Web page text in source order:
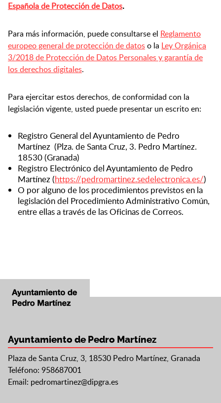
Española de Protección de Datos.
Para más información, puede consultarse el Reglamento
europeo general de protección de datoso la Ley Orgánica
3/2018 de Protección de Datos Personales y garantía de
los derechos digitales.
Para ejercitar estos derechos, de conformidad con la
legislación vigente, usted puede presentar un escrito en:
Registro General del Ayuntamiento de Pedro
Martínez (Plza. de Santa Cruz, 3. Pedro Martínez.
18530 (Granada)
Registro Electrónico del Ayuntamiento de Pedro
Martínez (https://pedromartinez.sedelectronica.es/)
O por alguno de los procedimientos previstos en la
legislación del Procedimiento Administrativo Común,
entre ellas a través de las Oficinas de Correos.
Ayuntamiento de Pedro Martínez
Plaza de Santa Cruz, 3, 18530 Pedro Martínez, Granada
Teléfono: 958687001
Email: pedromartinez@dipgra.es